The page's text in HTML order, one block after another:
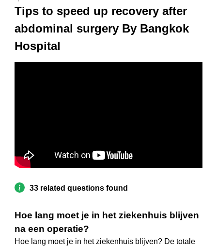
Tips to speed up recovery after
abdominal surgery By Bangkok
Hospital
33 related questions found
Hoe lang moet je in het ziekenhuis blijven
na een operatie?
Hoe lang moet je in het ziekenhuis blijven? De totale